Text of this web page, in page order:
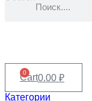
0.00 ₽
0
Cart
Категории